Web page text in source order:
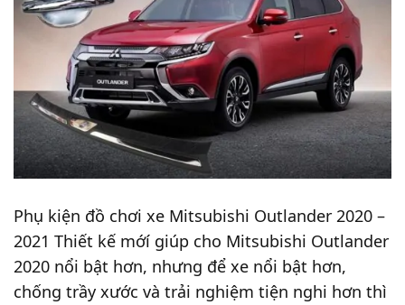
Phụ kiện đồ chơi xe Mitsubishi Outlander 2020 –
2021 Thiết kế mớí giúp cho Mitsubishi Outlander
2020 nổi bật hơn, nhưng để xe nổi bật hơn,
chống trầy xước và trải nghiệm tiện nghi hơn thì